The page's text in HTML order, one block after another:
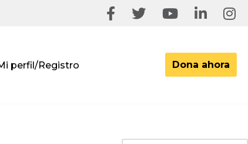
perfil/Registro Dona ahora